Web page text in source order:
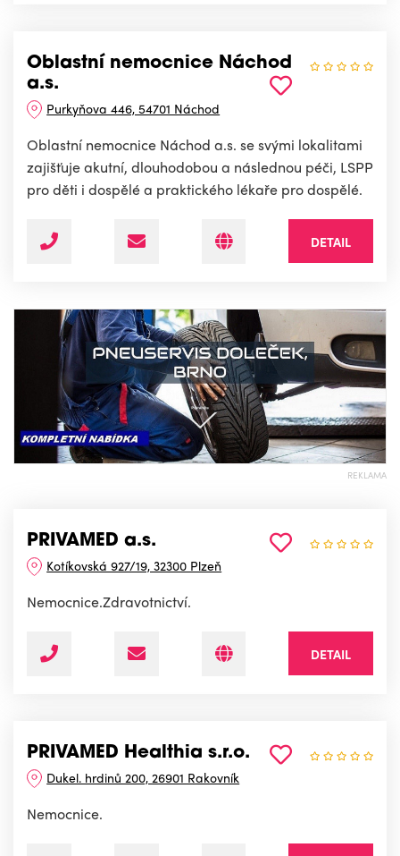
Oblastní nemocnice Náchod
a.s.
Purkyňova 446, 54701 Náchod
Oblastní nemocnice Náchod a.s. se svými lokalitami
zajišťuje akutní, dlouhodobou a následnou péči, LSPP
pro děti i dospělé a praktického lékaře pro dospělé.
DETAIL
REKLAMA
PRIVAMED a.s.
Kotíkovská 927/19, 32300 Plzeň
Nemocnice.Zdravotnictví.
DETAIL
PRIVAMED Healthia s.r.o.
Dukel. hrdinů 200, 26901 Rakovník
Nemocnice.